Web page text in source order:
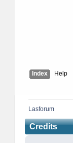
Index Help
Lasforum
Credits